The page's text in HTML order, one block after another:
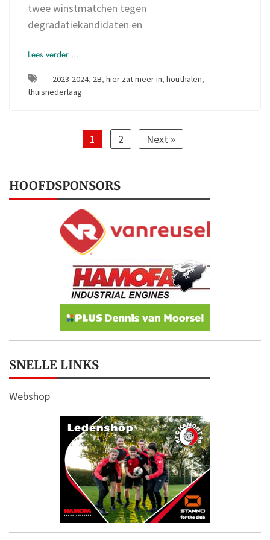
twee winstmatchen tegen
degradatiekandidaten en
Lees verder ...
2023-2024, 2B, hier zat meer in, houthalen,
thuisnederlaag
1 2 Next »
HOOFDSPONSORS
SNELLE LINKS
Webshop